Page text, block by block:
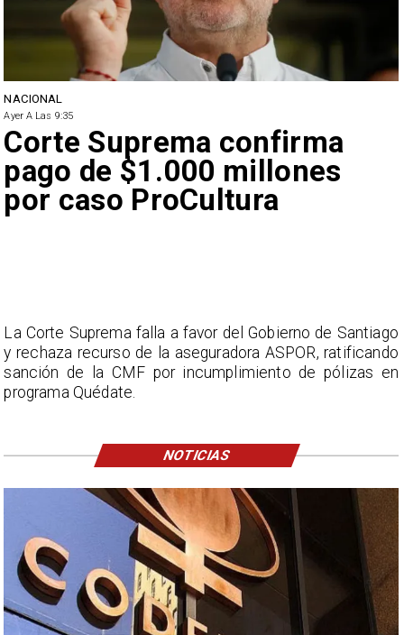
NACIONAL
Ayer A Las 9:35
Corte Suprema confirma
pago de $1.000 millones
por caso ProCultura
La Corte Suprema falla a favor del Gobierno de Santiago
y rechaza recurso de la aseguradora ASPOR, ratificando
sanción de la CMF por incumplimiento de pólizas en
programa Quédate.
NOTICIAS